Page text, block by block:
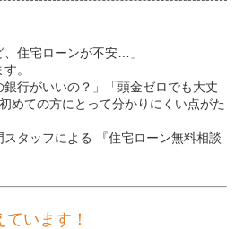
、住宅ローンが不安…」
す。
銀行がいいの？」「頭金ゼロでも大丈
めての方にとって分かりにくい点がた
タッフによる 『住宅ローン無料相談
います！